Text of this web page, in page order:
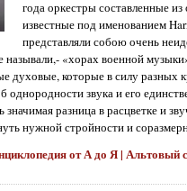
года оркестры составленные
известные под именованием
представляли собою очень
«хорах военной
духовые, которые в силу разных
однородности звука и его
разница в расцветке и
нужной стройности и
от А до Я | Альтовый